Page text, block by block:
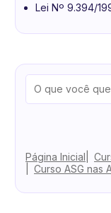
Lei Nº 9.394/
Página Inicial
Curso ASG nas